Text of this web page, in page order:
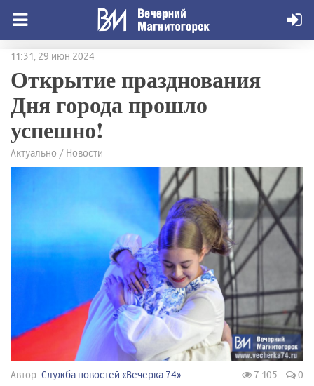
11:31, 29 июн 2024
Открытие празднования
Дня города прошло
успешно!
Актуально / Новости
Автор: Служба новостей «Вечерка 74» 7 105 0